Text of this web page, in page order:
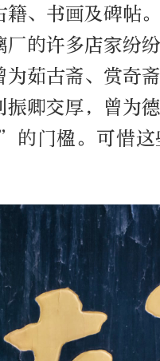
、书画及碑帖
的许多店家纷
茹古斋、赏奇
振卿交厚，曾为
的门楹。可惜这